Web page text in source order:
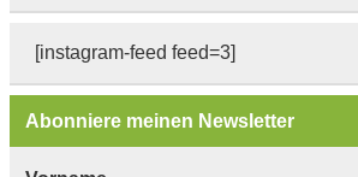
[instagram-feed feed=3]
Abonniere meinen Newsletter